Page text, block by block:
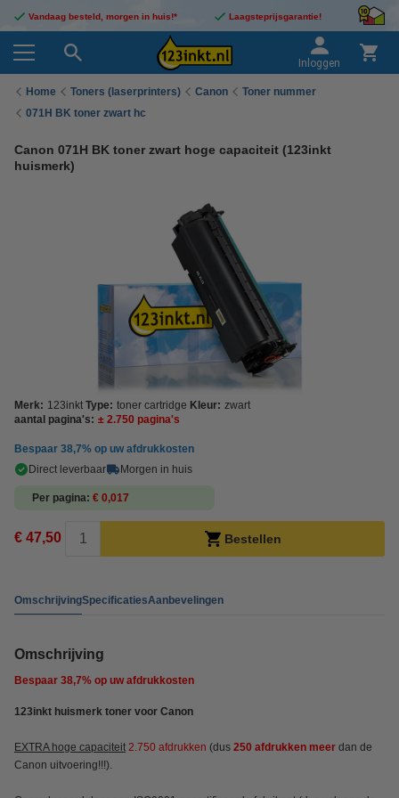
Vandaag besteld, morgen in huis!* Laagsteprijsgarantie!
Inloggen
Home Toners (laserprinters) Canon
Toner nummer
071H BK toner zwart hc
Canon 071H BK toner zwart hoge capaciteit (123inkt
huismerk)
Merk: 123inkt Type: toner cartridge Kleur: zwart
aantal pagina's: ± 2.750 pagina's
Bespaar 38,7% op uw afdrukkosten
Direct leverbaar
Morgen in huis
Per pagina € 0,017
€ 47,50 Bestellen
OmschrijvingSpecificatiesAanbevelingen
Omschrijving
Bespaar 38,7% op uw afdrukkosten
123inkt huismerk toner voor Canon
EXTRA hoge capaciteit 2.750 afdrukken (dus 250 afdrukken meer dan de
Canon uitvoering!!!).